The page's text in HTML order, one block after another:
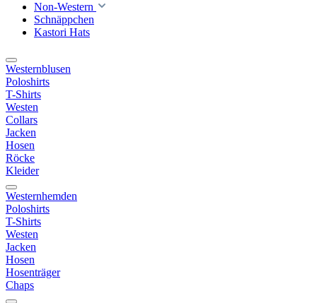
Non-Western
Schnäppchen
Kastori Hats
Westernblusen
Poloshirts
T-Shirts
Westen
Collars
Jacken
Hosen
Röcke
Kleider
Westernhemden
Poloshirts
T-Shirts
Westen
Jacken
Hosen
Hosenträger
Chaps